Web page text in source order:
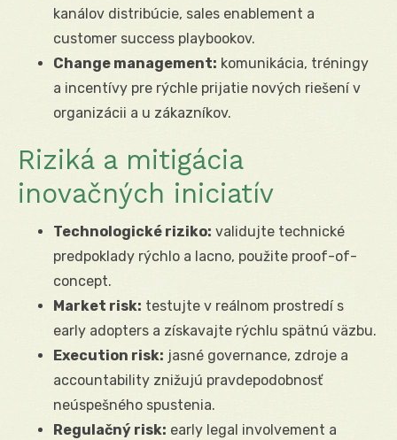
kanálov distribúcie, sales enablement a
customer success playbookov.
Change management: komunikácia, tréningy
a incentívy pre rýchle prijatie nových riešení v
organizácii a u zákazníkov.
Riziká a mitigácia
inovačných iniciatív
Technologické riziko: validujte technické
predpoklady rýchlo a lacno, použite proof-of-
concept.
Market risk: testujte v reálnom prostredí s
early adopters a získavajte rýchlu spätnú väzbu.
Execution risk: jasné governance, zdroje a
accountability znižujú pravdepodobnosť
neúspešného spustenia.
Regulačný risk: early legal involvement a